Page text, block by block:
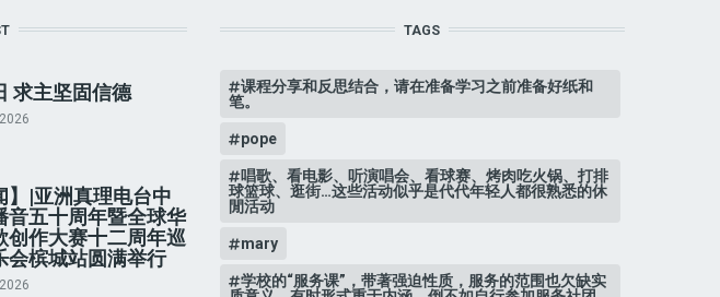
求主坚固信德
】|亚洲真理电台中
音五十周年暨全球华
创作大赛十二周年巡
会槟城站圆满举行
TAGS
课程分享和反思结合，请在准备学习之前准备好纸和
笔。
pope
唱歌、看电影、听演唱会、看球赛、烤肉吃火锅、打排
球篮球、逛街…这些活动似乎是代代年轻人都很熟悉的休
閒活动
mary
学校的“服务课”，带著强迫性质，服务的范围也欠缺实